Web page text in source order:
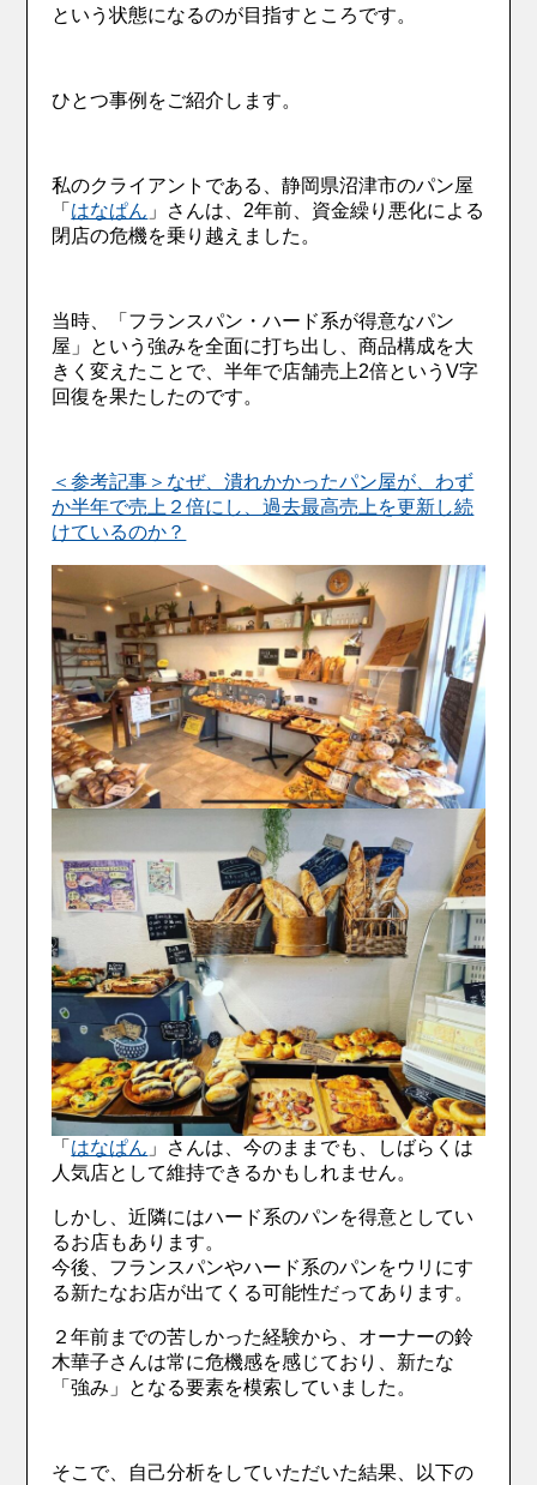
という状態になるのが目指すところです。
ひとつ事例をご紹介します。
私のクライアントである、静岡県沼津市のパン屋
「 はなぱん 」さんは、2年前、資金繰り悪化による
閉店の危機を乗り越えました。
当時、「フランスパン・ハード系が得意なパン
屋」という強みを全面に打ち出し、商品構成を大
きく変えたことで、半年で店舗売上2倍というV字
回復を果たしたのです。
＜参考記事＞なぜ、潰れかかったパン屋が、わず
か半年で売上２倍にし、過去最高売上を更新し続
けているのか？
「 はなぱん 」さんは、今のままでも、しばらくは
人気店として維持できるかもしれません。
しかし、近隣にはハード系のパンを得意としてい
るお店もあります。
今後、フランスパンやハード系のパンをウリにす
る新たなお店が出てくる可能性だってあります。
２年前までの苦しかった経験から、オーナーの鈴
木華子さんは常に危機感を感じており、新たな
「強み」となる要素を模索していました。
そこで、自己分析をしていただいた結果、以下の